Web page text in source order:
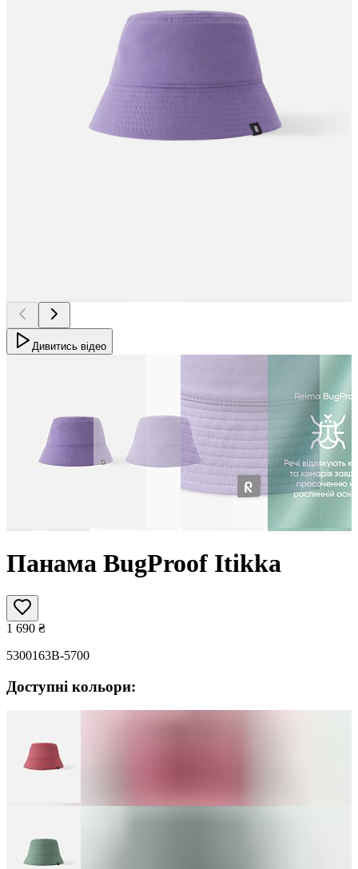
Дивитись відео
Панама BugProof Itikka
1 690 ₴
5300163B-5700
Доступні кольори: